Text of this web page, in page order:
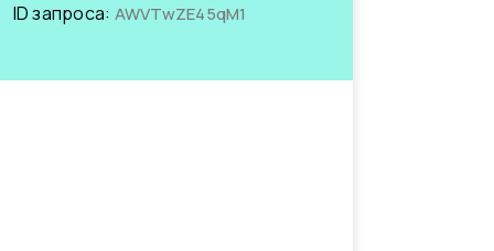
ID запроса: AWVTwZE45qM1